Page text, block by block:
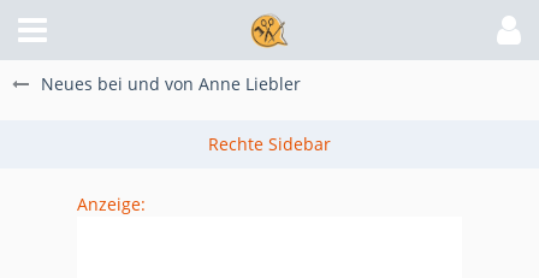
Neues bei und von Anne Liebler
Anzeige: